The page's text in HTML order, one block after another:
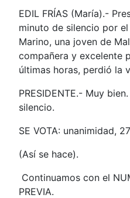
EDIL FRÍAS (María).-
minuto de silencio por
Marino, una joven de
compañera y excelente
últimas horas, perdió la
PRESIDENTE.- Muy
silencio.
SE VOTA: unanimidad,
(Así se hace).
Continuamos con el
PREVIA.